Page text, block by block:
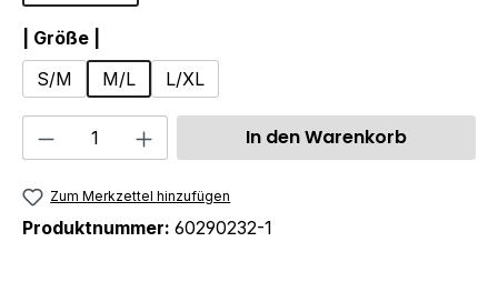
| Größe |
S/M
M/L L/XL
Produkt Anzahl: Gib denIn den Warenkorb
Zum Merkzettel hinzufügen
Produktnummer: 60290232-1